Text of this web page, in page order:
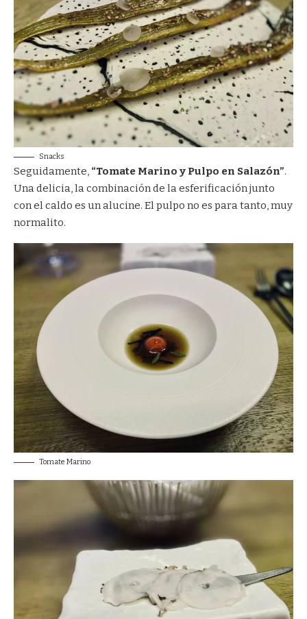
Snacks
Seguidamente, “Tomate Marino y Pulpo en Salazón”.
Una delicia, la combinación de la esferificación junto
con el caldo es un alucine. El pulpo no es para tanto, muy
normalito.
Tomate Marino